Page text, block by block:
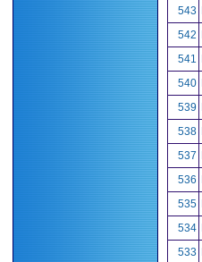
543
542
541
540
539
538
537
536
535
534
533